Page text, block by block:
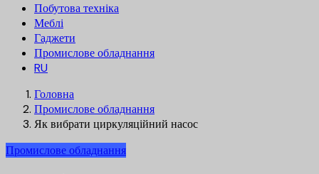
Побутова техніка
Меблі
Гаджети
Промислове обладнання
RU
Головна
Промислове обладнання
Як вибрати циркуляційний насос
Промислове обладнання